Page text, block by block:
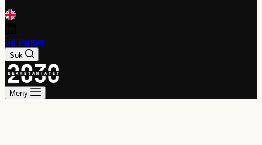
Bli Partner
Sök
Meny